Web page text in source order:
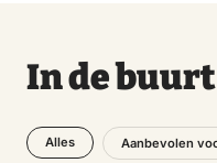
In de buurt
Alles Aanbevolen